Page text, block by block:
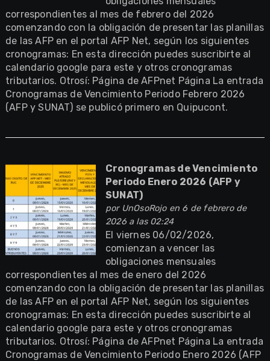
correspondientes al mes de febrero del 2026
comenzando con la obligación de presentar las planillas
de las AFP en el portal AFP Net, según los siguientes
cronogramas: En esta dirección puedes suscribirte al
calendario google para este y otros cronogramas
tributarios. Otrosí: Página de AFPnet Página La entrada
Cronogramas de Vencimiento Periodo Febrero 2026
(AFP y SUNAT) se publicó primero en Quipucont.
Cronogramas de Vencimiento
Periodo Enero 2026 (AFP y
SUNAT)
por UnOsoRojoen 6 de febrero de
2026 a las 02:24
El viernes 06/02/2026,
comienzan a vencer las
obligaciones mensuales
correspondientes al mes de enero del 2026
comenzando con la obligación de presentar las planillas
de las AFP en el portal AFP Net, según los siguientes
cronogramas: En esta dirección puedes suscribirte al
calendario google para este y otros cronogramas
tributarios. Otrosí: Página de AFPnet Página La entrada
Cronogramas de Vencimiento Periodo Enero 2026 (AFP